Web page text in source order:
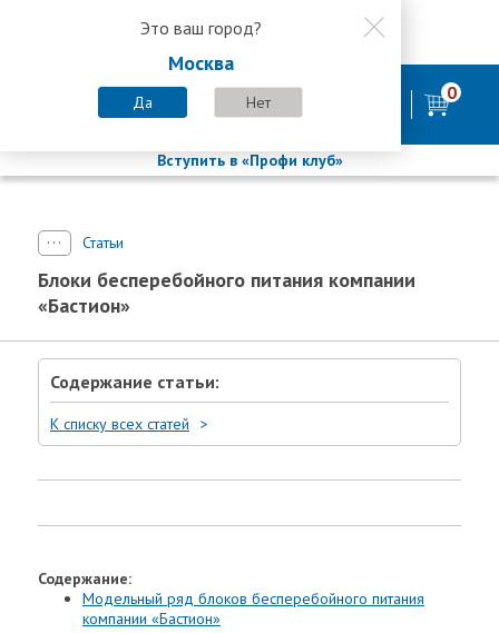
8 800 200-58-35
Это ваш город?
Москва
Да Нет
8 (800) 200-58-35
Пн-Пт с 9:00-18:00. Сб. Вс - выходной 0
Вступить в «Профи клуб»
Статьи
Блоки бесперебойного питания компании
«Бастион»
Содержание статьи:
К списку всех статей
Содержание:
Модельный ряд блоков бесперебойного питания
компании «Бастион»